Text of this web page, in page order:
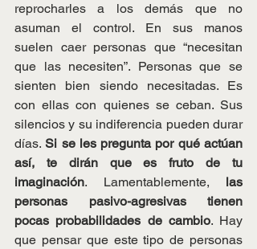
reprocharles a los demás que no
asuman el control. En sus manos
suelen caer personas que “necesitan
que las necesiten”. Personas que se
sienten bien siendo necesitadas. Es
con ellas con quienes se ceban. Sus
silencios y su indiferencia pueden durar
días. Si se les pregunta por qué actúan
así, te dirán que es fruto de tu
imaginación. Lamentablemente, las
personas pasivo-agresivas tienen
pocas probabilidades de cambio. Hay
que pensar que este tipo de personas